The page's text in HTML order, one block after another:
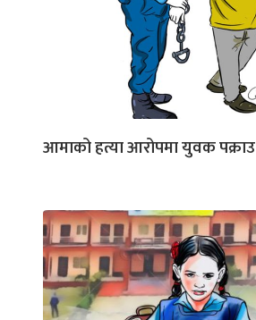
आमाको हत्या आरोपमा युवक पक्राउ